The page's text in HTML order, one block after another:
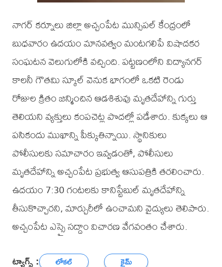
నాగర్ కర్నూలు జిల్లా అచ్చంపేట మున్సిపల్ కేంద్రంలో
బుధవారం ఉదయం మానవత్వం మంటగలిపే విషాదకర
సంఘటన వెలుగులోకి వచ్చింది. పట్టణంలోని విద్యానగర్
కాలనీ గౌతమి స్కూల్ వెనుక భాగంలో ఒకటి రెండు
రోజుల క్రితం జన్మించిన ఆడశిశువు మృతదేహాన్ని గుర్తు
తెలియని వ్యక్తులు కంపచెట్ల పొదల్లో పడేశారు. కుక్కలు ఆ
పసికందు ముఖాన్ని పీక్కుతిన్నాయి. స్థానికులు
పోలీసులకు సమాచారం ఇవ్వడంతో, పోలీసులు
మృతదేహాన్ని అచ్చంపేట ప్రభుత్వ ఆసుపత్రికి తరలించారు.
ఉదయం 7:30 గంటలకు కానిస్టేబుల్ మృతదేహాన్ని
తీసుకొచ్చారని, మార్చురీలో ఉంచామని వైద్యులు తెలిపారు.
అచ్చంపేట ఎస్సై సద్దాం విచారణ వేగవంతం చేశారు.
ట్యాగ్స్ : లోకల్ క్రైమ్